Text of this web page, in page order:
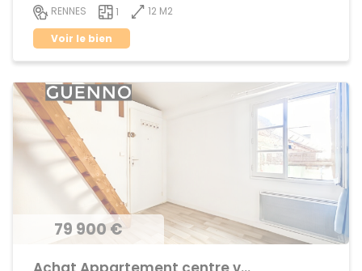
RENNES 1
12 M2
Voir le bien
79 900 €